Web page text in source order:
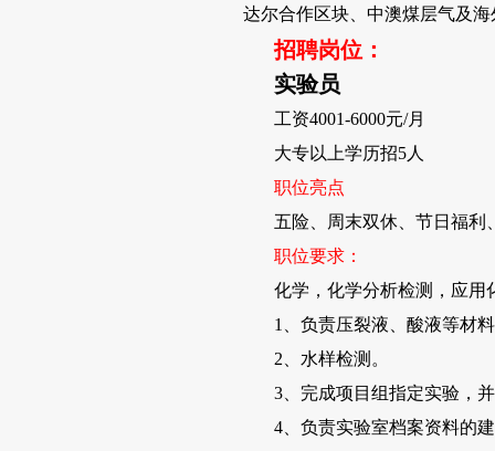
达尔合作区块、中澳煤层气及
招聘岗位：
实验员
工资4001-6000元/月
大专以上学历招5人
职位亮点
五险、周末双休、节日福利
职位要求：
化学，化学分析检测，应用
1、负责压裂液、酸液等材
2、水样检测。
3、完成项目组指定实验，
4、负责实验室档案资料的